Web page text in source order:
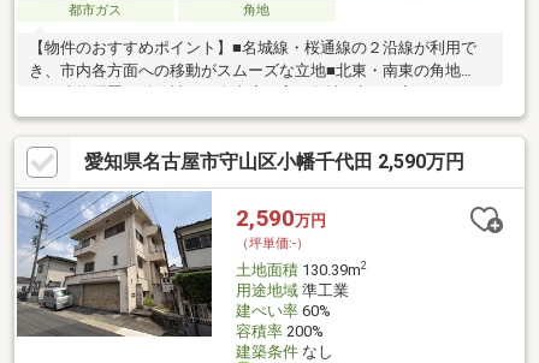
都市ガス
角地
【物件のおすすめポイント】■名城線・桜通線の２沿線が利用で
き、市内各方面への移動がスムーズな立地■北東・南東の角地
容積率２００％の条件により、建物規模や階数構成を調整しやす
い土地【周辺環境のおすすめポイント】■ローソン南区平子一丁
目店まで徒歩４分■マックスバリュエクスプレス平子店まで徒歩
５分■スギヤマ平子店まで徒歩４分■名【土地探し相談会実施
中！】「理想の家を建てたいけれど、土地がまだ見つからな
い…」そんなお悩みにも「土地の探し方」からご案内いたしま
す！詳細は「イベント情報」欄をご覧ください！
愛知県名古屋市守山区小幡千代田 2,590万円
2,590万円
（坪単価:-）
土地面積130.39m2
用途地域準工業
建ぺい率60%
容積率200%
建築条件なし